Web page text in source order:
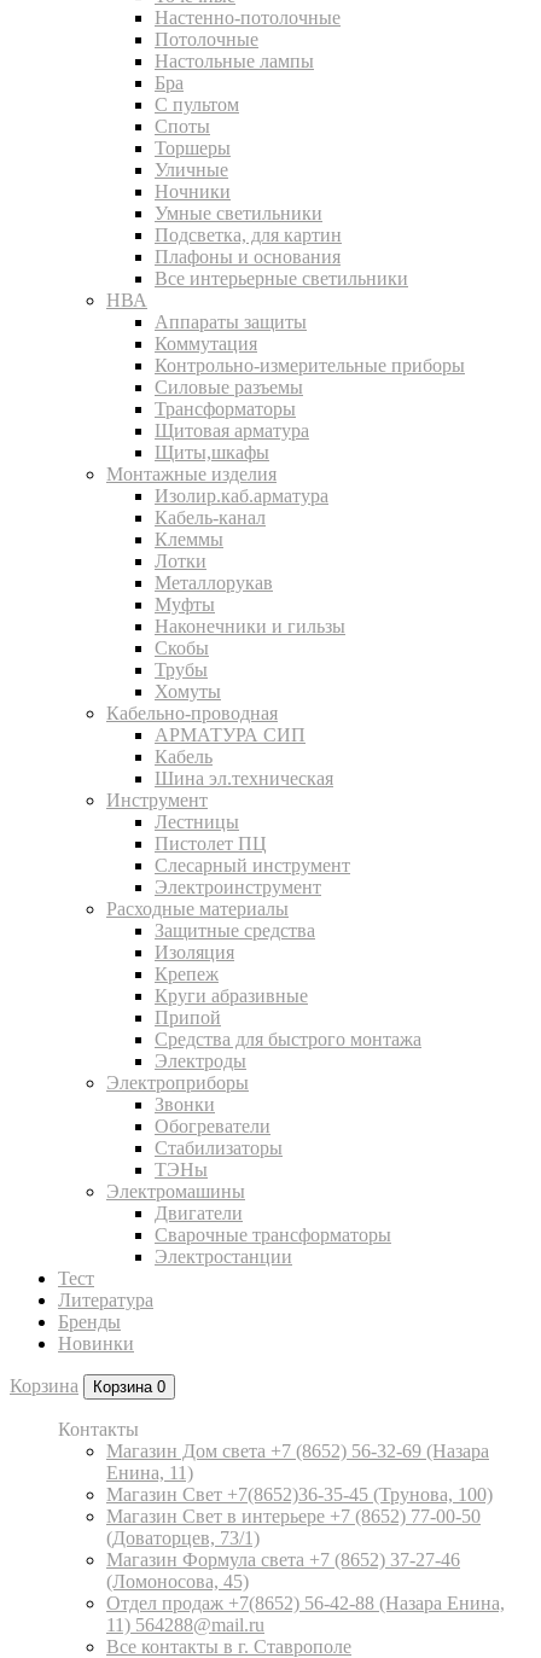
Настенно-потолочные
Потолочные
Настольные лампы
Бра
С пультом
Споты
Торшеры
Уличные
Ночники
Умные светильники
Подсветка, для картин
Плафоны и основания
Все интерьерные светильники
НВА
Аппараты защиты
Коммутация
Контрольно-измерительные приборы
Силовые разъемы
Трансформаторы
Щитовая арматура
Щиты,шкафы
Монтажные изделия
Изолир.каб.арматура
Кабель-канал
Клеммы
Лотки
Металлорукав
Муфты
Наконечники и гильзы
Скобы
Трубы
Хомуты
Кабельно-проводная
АРМАТУРА СИП
Кабель
Шина эл.техническая
Инструмент
Лестницы
Пистолет ПЦ
Слесарный инструмент
Электроинструмент
Расходные материалы
Защитные средства
Изоляция
Крепеж
Круги абразивные
Припой
Средства для быстрого монтажа
Электроды
Электроприборы
Звонки
Обогреватели
Стабилизаторы
ТЭНы
Электромашины
Двигатели
Сварочные трансформаторы
Электростанции
Тест
Литература
Бренды
Новинки
Корзина Корзина 0
Контакты
Магазин Дом света +7 (8652) 56-32-69 (Назара
Енина, 11)
Магазин Свет +7(8652)36-35-45 (Трунова, 100)
Магазин Свет в интерьере +7 (8652) 77-00-50
(Доваторцев, 73/1)
Магазин Формула света +7 (8652) 37-27-46
(Ломоносова, 45)
Отдел продаж +7(8652) 56-42-88 (Назара Енина,
11) 564288@mail.ru
Все контакты в г. Ставрополе